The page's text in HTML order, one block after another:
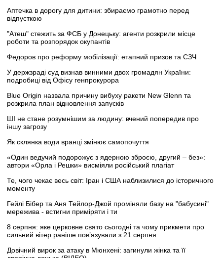
Аптечка в дорогу для дитини: збираємо грамотно перед
відпусткою
"Атеш" стежить за ФСБ у Донецьку: агенти розкрили місце
роботи та розпорядок окупантів
Федоров про реформу мобілізації: етапний призов та СЗЧ
У держзраді суд визнав винними двох громадян України:
подробиці від Офісу генпрокурора
Blue Origin назвала причину вибуху ракети New Glenn та
розкрила план відновлення запусків
ШІ не стане розумнішим за людину: вчений попередив про
іншу загрозу
Як склянка води вранці змінює самопочуття
«Один ведучий подорожує з ядерною зброєю, другий – без»:
автори «Орла і Решки» висміяли російський плагіат
Те, чого чекає весь світ: Іран і США наблизилися до історичного
моменту
Гейлі Бібер та Аня Тейлор-Джой проміняли базу на "бабусині"
мережива - встигни приміряти і ти
8 серпня: яке церковне свято сьогодні та чому прикмети про
сильний вітер раніше пов’язували з 21 серпня
Довічний вирок за атаку в Мюнхені: загинули жінка та її